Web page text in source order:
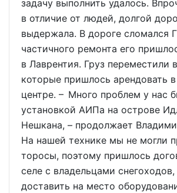
задачу выполнить удалось.
в отличие от людей, долгой
выдержала. В дороге сломался
частичного ремонта его
в Лаврентия. Груз переместили
которые пришлось арендовать
центре. – Много проблем у нас
установкой АИПа на острове
Нешкана, – продолжает
На нашей технике мы не могли
торосы, поэтому пришлось
селе с владельцами
доставить на место